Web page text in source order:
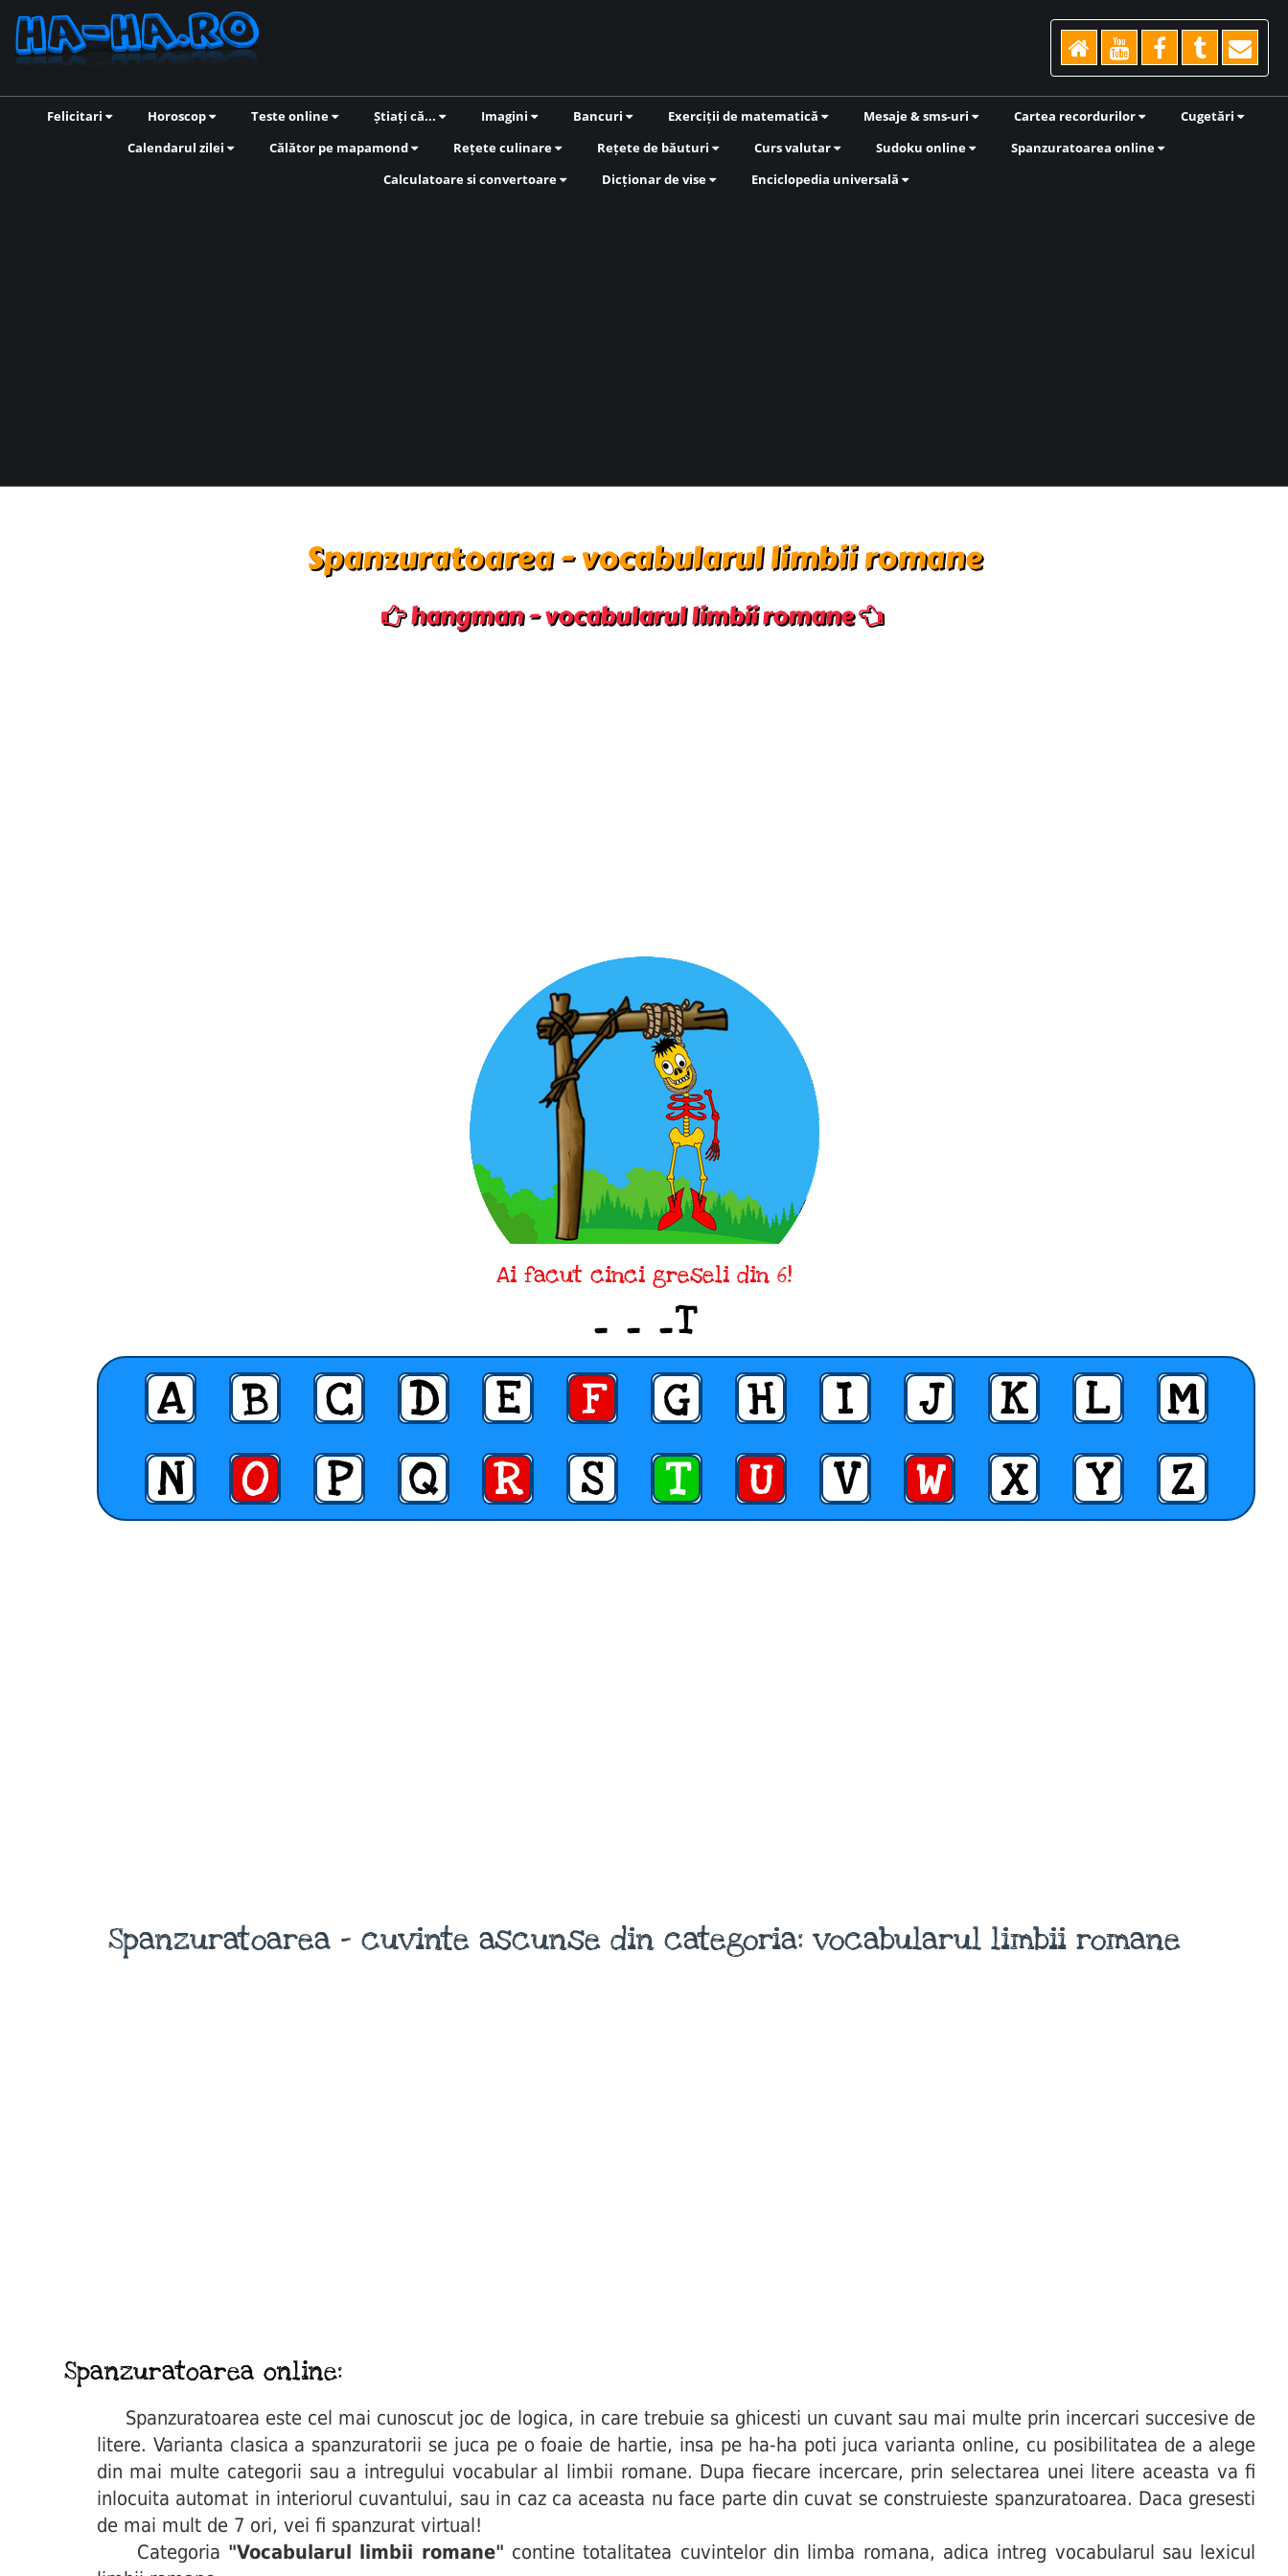
Felicitari Horoscop Teste online Știați că... Imagini Bancuri Exerciții de matematică Mesaje & sms-uri Cartea recordurilor
Cugetări
Calendarul zilei
Călător pe mapamond Rețete culinare Rețete de băuturi Curs valutar Sudoku online
Spanzuratoarea online
Calculatoare si convertoare
Dicționar de vise Enciclopedia universală
Spanzuratoarea - vocabularul limbii romane
hangman - vocabularul limbii romane
Ai facut cinci greseli din 6!
_ _ _T
A B C D E F G H I J K L
M
N
O P Q R S T U V W X Y Z
Spanzuratoarea - cuvinte ascunse din categoria: vocabularul limbii romane
Spanzuratoarea online:
Spanzuratoarea este cel mai cunoscut joc de logica, in care trebuie sa ghicesti un cuvant sau mai multe prin incercari succesive de
litere. Varianta clasica a spanzuratorii se juca pe o foaie de hartie, insa pe ha-ha poti juca varianta online, cu posibilitatea de a alege
din mai multe categorii sau a intregului vocabular al limbii romane. Dupa fiecare incercare, prin selectarea unei litere aceasta va fi
inlocuita automat in interiorul cuvantului, sau in caz ca aceasta nu face parte din cuvat se construieste spanzuratoarea. Daca gresesti
de mai mult de 7 ori, vei fi spanzurat virtual!
Categoria "Vocabularul limbii romane" contine totalitatea cuvintelor din limba romana, adica intreg vocabularul sau lexicul